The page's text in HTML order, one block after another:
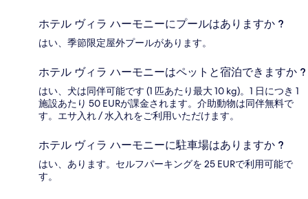
ホテル ヴィラ ハーモニーにプールはありますか ?
はい、季節限定屋外プールがあります。
ホテル ヴィラ ハーモニーはペットと宿泊できますか ?
はい、犬は同伴可能です (1 匹あたり最大 10 kg)。1 日につき 1
施設あたり 50 EURが課金されます。介助動物は同伴無料で
す。エサ入れ / 水入れをご利用いただけます。
ホテル ヴィラ ハーモニーに駐車場はありますか ?
はい、あります。セルフパーキングを 25 EURで利用可能で
す。